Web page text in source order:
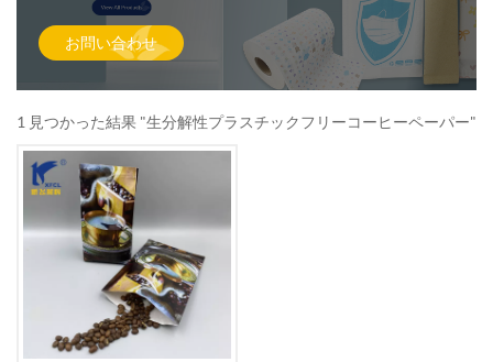
お問い合わせ
1 見つかった結果 "生分解性プラスチックフリーコーヒーペーパー"